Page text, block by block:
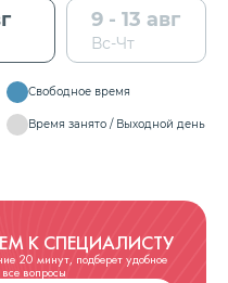
9 - 13 авг
Вс-Чт
Свободное время
Время занято / Выходной день
К СПЕЦИАЛИСТУ
20 минут, подберет удобное
вопросы